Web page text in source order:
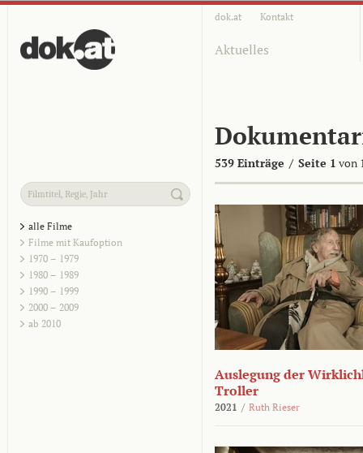
dok.at Kontakt
Aktuelles
539 Einträge / Seite 1 von
alle Filme
Filme mit Kaufoption
1970 – 1979
1980 – 1989
1990 – 1999
2000 – 2009
ab 2010
Auslegung der
Troller
2021 / Ruth Rieser